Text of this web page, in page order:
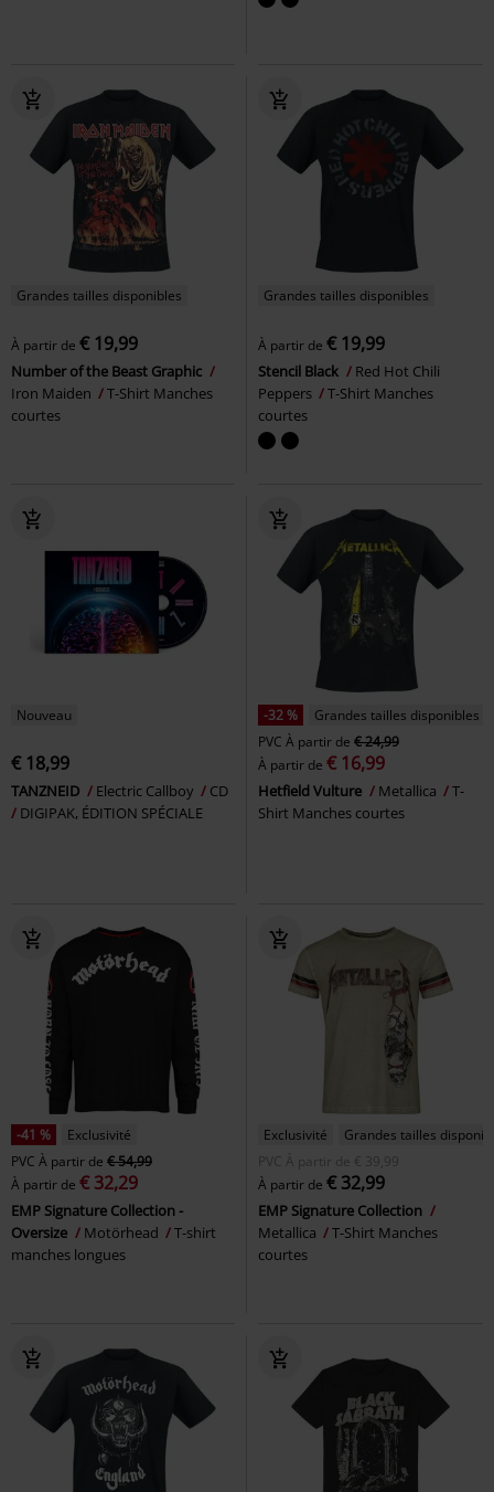
Grandes tailles disponibles
À partir de € 19,99
Number of the Beast Graphic
Iron Maiden
T-Shirt Manches
courtes
Grandes tailles disponibles
À partir de € 19,99
Stencil Black
Red Hot Chili
Peppers
T-Shirt Manches
courtes
Nouveau
€ 18,99
TANZNEID Electric Callboy
CD
DIGIPAK, ÉDITION SPÉCIALE
-32 %
Grandes tailles disponibles
PVC À partir de € 24,99
À partir de € 16,99
Hetfield Vulture Metallica
T-
Shirt Manches courtes
-41 %
Exclusivité
PVC À partir de € 54,99
À partir de € 32,29
EMP Signature Collection -
Oversize
Motörhead
T-shirt
manches longues
Exclusivité
Grandes tailles
PVC
À partir de € 39,99
À partir de € 32,99
EMP Signature Collection
Metallica
T-Shirt Manches
courtes